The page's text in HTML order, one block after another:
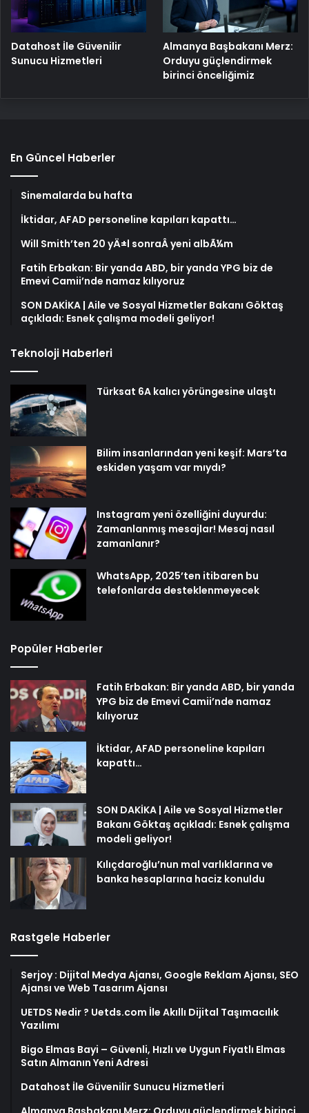
Datahost İle Güvenilir
Sunucu Hizmetleri
Almanya Başbakanı Merz:
Orduyu güçlendirmek
birinci önceliğimiz
En Güncel Haberler
Sinemalarda bu hafta
İktidar, AFAD personeline kapıları kapattı…
Will Smith’ten 20 yÄ±l sonraÂ yeni albÃ¼m
Fatih Erbakan: Bir yanda ABD, bir yanda YPG biz de
Emevi Camii’nde namaz kılıyoruz
SON DAKİKA | Aile ve Sosyal Hizmetler Bakanı Göktaş
açıkladı: Esnek çalışma modeli geliyor!
Teknoloji Haberleri
Türksat 6A kalıcı yörüngesine ulaştı
Bilim insanlarından yeni keşif: Mars’ta
eskiden yaşam var mıydı?
Instagram yeni özelliğini duyurdu:
Zamanlanmış mesajlar! Mesaj nasıl
zamanlanır?
WhatsApp, 2025’ten itibaren bu
telefonlarda desteklenmeyecek
Popüler Haberler
Fatih Erbakan: Bir yanda ABD, bir yanda
YPG biz de Emevi Camii’nde namaz
kılıyoruz
İktidar, AFAD personeline kapıları
kapattı…
SON DAKİKA | Aile ve Sosyal Hizmetler
Bakanı Göktaş açıkladı: Esnek çalışma
modeli geliyor!
Kılıçdaroğlu’nun mal varlıklarına ve
banka hesaplarına haciz konuldu
Rastgele Haberler
Serjoy : Dijital Medya Ajansı, Google Reklam Ajansı, SEO
Ajansı ve Web Tasarım Ajansı
UETDS Nedir ? Uetds.com İle Akıllı Dijital Taşımacılık
Yazılımı
Bigo Elmas Bayi – Güvenli, Hızlı ve Uygun Fiyatlı Elmas
Satın Almanın Yeni Adresi
Datahost İle Güvenilir Sunucu Hizmetleri